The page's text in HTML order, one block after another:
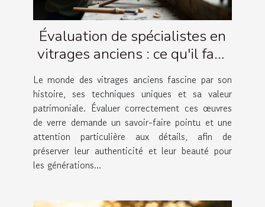
Évaluation de spécialistes en
vitrages anciens : ce qu'il faut
savoir
Le monde des vitrages anciens fascine par son
histoire, ses techniques uniques et sa valeur
patrimoniale. Évaluer correctement ces œuvres
de verre demande un savoir-faire pointu et une
attention particulière aux détails, afin de
préserver leur authenticité et leur beauté pour
les générations...